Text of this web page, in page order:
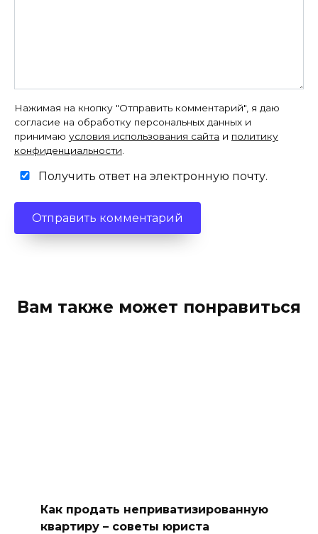
Нажимая на кнопку "Отправить комментарий", я даю
согласие на обработку персональных данных и
принимаю условия использования сайта и политику
конфиденциальности.
Получить ответ на электронную почту.
Вам также может понравиться
Как продать неприватизированную
квартиру – советы юриста